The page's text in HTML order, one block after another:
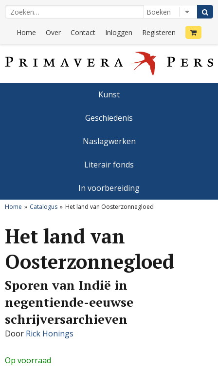
Home Over Contact Inloggen Registeren
Kunst
Geschiedenis
Naslagwerken
Literair fonds
In voorbereiding
Home Catalogus Het land van Oosterzonnegloed
Het land van
Oosterzonnegloed
Sporen van Indië in
negentiende-eeuwse
schrijversarchieven
Door Rick Honings
Op voorraad